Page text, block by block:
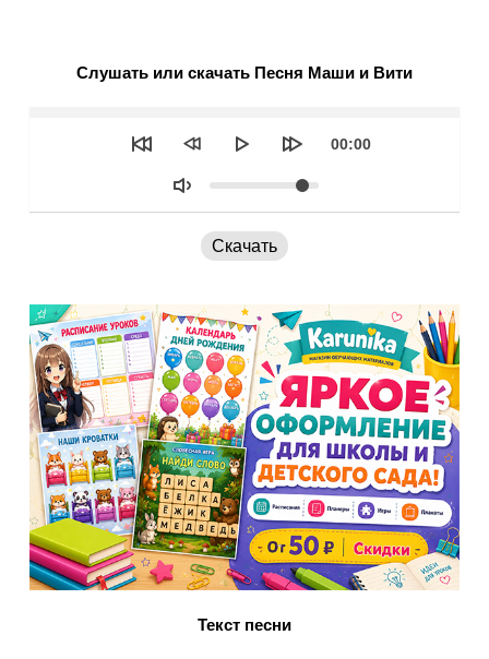
Слушать или скачать Песня Маши и Вити
Текущее
00:00
Объем
Скачать
Текст песни